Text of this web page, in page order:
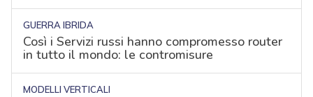
GUERRA IBRIDA
Così i Servizi russi hanno compromesso router
in tutto il mondo: le contromisure
MODELLI VERTICALI